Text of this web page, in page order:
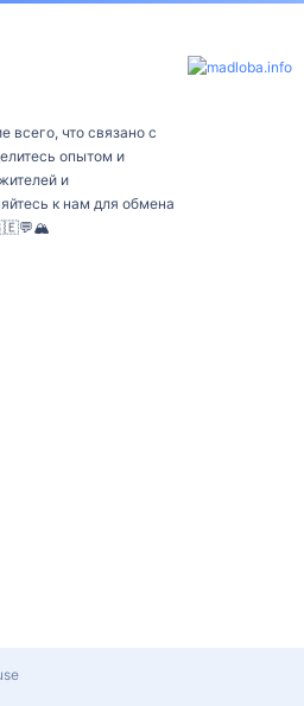
что связано с
опытом и
и
к нам для обмена
🇬🇪💬🏔️